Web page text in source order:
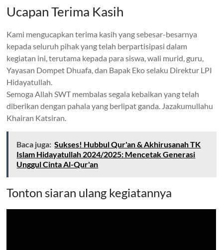
Ucapan Terima Kasih
Kami mengucapkan terima kasih yang sebesar-besarnya
kepada seluruh pihak yang telah berpartisipasi dalam
kegiatan ini, terutama kepada para siswa, wali murid, guru,
Yayasan Dompet Dhuafa, dan Bapak Eko selaku Direktur LPI
Hidayatullah.
Semoga Allah SWT membalas segala kebaikan yang telah
diberikan dengan pahala yang berlipat ganda. Jazakumullahu
Khairan Katsiran.
Baca juga: Sukses! Hubbul Qur'an & Akhirusanah TK
Islam Hidayatullah 2024/2025: Mencetak Generasi
Unggul Cinta Al-Qur'an
Tonton siaran ulang kegiatannya